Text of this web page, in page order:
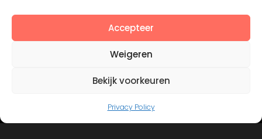
Accepteer
Weigeren
Bekijk voorkeuren
Privacy Policy
©2008 - 2026. All Rights Reserved. Protected by
Creative Common license 3.0
Mogelijk gemaakt door - Designed with